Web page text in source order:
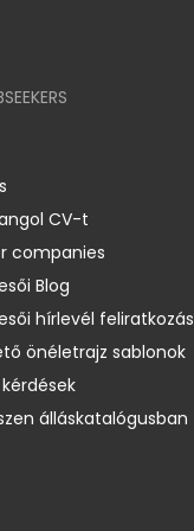
CV-t
companies
Blog
hírlevél feliratkozás
önéletrajz sablonok
álláskatalógusban